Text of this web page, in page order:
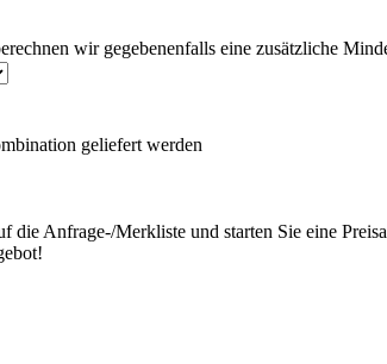
wir gegebenenfalls eine zusätzliche
geliefert werden
die Anfrage-/Merkliste und starten Sie eine